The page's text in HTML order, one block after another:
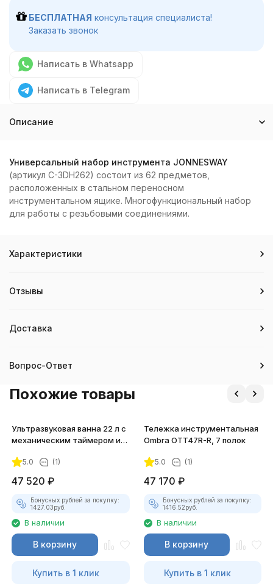
БЕСПЛАТНАЯ консультация специалиста!
Заказать звонок
Написать в Whatsapp
Написать в Telegram
Описание
Универсальный набор инструмента JONNESWAY
(артикул C-3DH262) состоит из 62 предметов,
расположенных в стальном переносном
инструментальном ящике. Многофункциональный набор
для работы с резьбовыми соединениями.
Характеристики
Отзывы
Доставка
Вопрос-Ответ
Похожие товары
Ультразвуковая ванна 22 л с
механическим таймером и
5.0 (1)
47 520 ₽
Бонусных рублей за покупку:
1427.03руб.
В наличии
В корзину
Купить в 1 клик
Тележка инструментальная
Ombra OTT47R-R, 7 полок
5.0 (1)
47 170 ₽
Бонусных рублей за покупку:
1416.52руб.
В наличии
В корзину
Купить в 1 клик